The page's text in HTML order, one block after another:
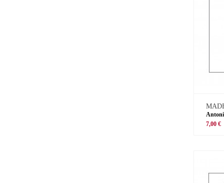
7,00 €